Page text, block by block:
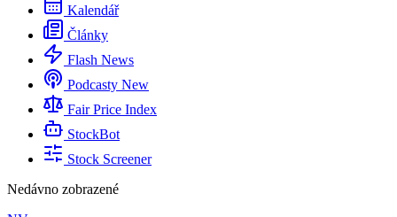
Kalendář
Články
Flash News
Podcasty New
Fair Price Index
StockBot
Stock Screener
Nedávno zobrazené